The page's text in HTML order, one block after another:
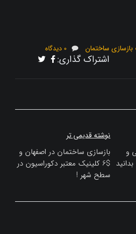
ساختمان 0 دیدگاه
اشتراک گذاری:
نوشته قدیمی تر
بازسازی ساختمان در اصفهان و
$6 کلینیک معتبر دکوراسیون در
سطح شهر !
و